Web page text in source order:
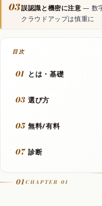
03誤認識と機密に注意 — 数
クラウドアップは慎重に
目次
01 とは・基礎
03 選び方
05 無料/有料
07 診断
01CHAPTER 01